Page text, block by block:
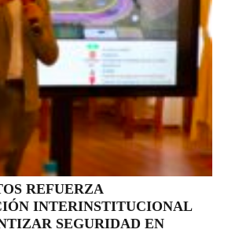
REFUERZA
INTERINSTITUCIONAL
SEGURIDAD EN